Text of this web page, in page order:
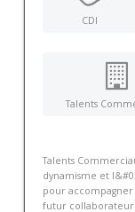
CDI
Talents
Talents
dynamisme et
pour
futur collaborateur